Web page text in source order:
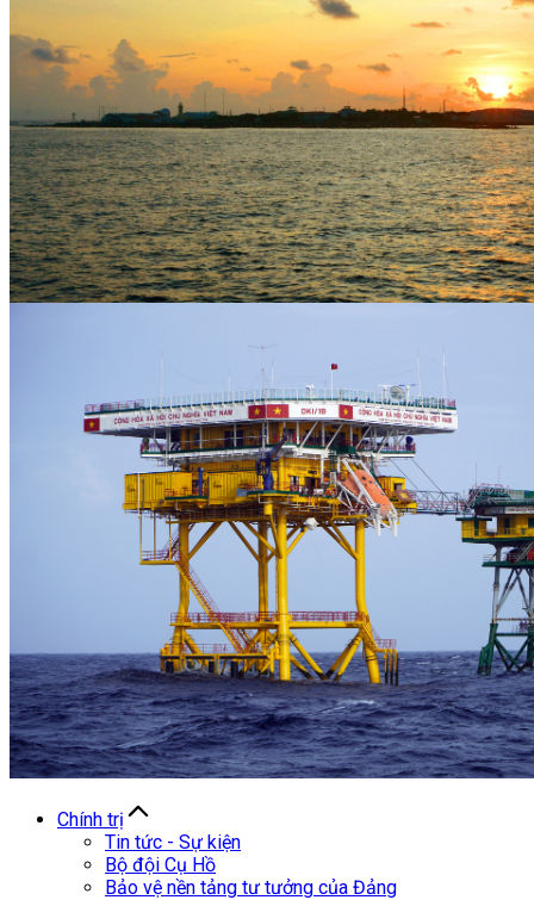
Chính trị
Tin tức - Sự kiện
Bộ đội Cụ Hồ
Bảo vệ nền tảng tư tưởng của Đảng